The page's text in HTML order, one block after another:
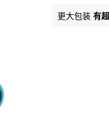
更大包装 有